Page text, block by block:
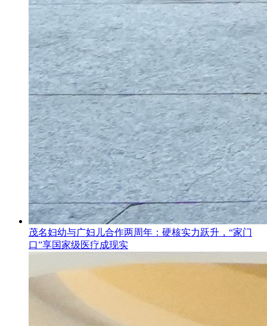
茂名妇幼与广妇儿合作两周年：硬核实力跃升，“家门
口”享国家级医疗成现实